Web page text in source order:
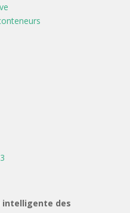
intelligente des